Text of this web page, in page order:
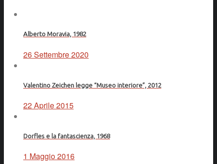
Alberto Moravia, 1982
26 Settembre 2020
Valentino Zeichen legge “Museo interiore”, 2012
22 Aprile 2015
Dorfles e la fantascienza, 1968
1 Maggio 2016